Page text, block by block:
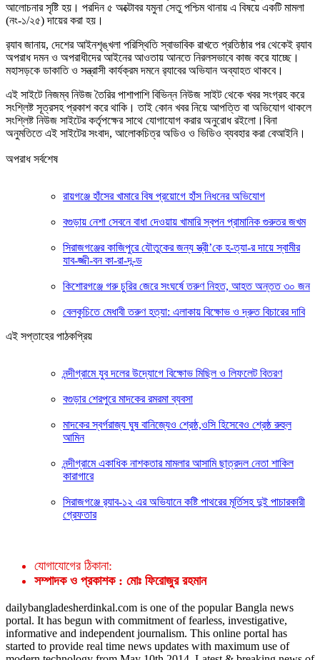
আলোচনার সৃষ্টি হয়। পরদিন ৫ অক্টোবর যমুনা সেতু পশ্চিম থানায় এ বিষয়ে একটি মামলা
(নং-১/২৫) দায়ের করা হয়।
র‌্যাব জানায়, দেশের আইনশৃঙ্খলা পরিস্থিতি স্বাভাবিক রাখতে প্রতিষ্ঠার পর থেকেই র‌্যাব
অপরাধ দমন ও অপরাধীদের আইনের আওতায় আনতে নিরলসভাবে কাজ করে যাচ্ছে।
মহাসড়কে ডাকাতি ও সন্ত্রাসী কার্যক্রম দমনে র‌্যাবের অভিযান অব্যাহত থাকবে।
এই সাইটে নিজম্ব নিউজ তৈরির পাশাপাশি বিভিন্ন নিউজ সাইট থেকে খবর সংগ্রহ করে
সংশ্লিষ্ট সূত্রসহ প্রকাশ করে থাকি। তাই কোন খবর নিয়ে আপত্তি বা অভিযোগ থাকলে
সংশ্লিষ্ট নিউজ সাইটের কর্তৃপক্ষের সাথে যোগাযোগ করার অনুরোধ রইলো।বিনা
অনুমতিতে এই সাইটের সংবাদ, আলোকচিত্র অডিও ও ভিডিও ব্যবহার করা বেআইনি।
অপরাধ সর্বশেষ
রায়গঞ্জে হাঁসের খামারে বিষ প্রয়োগে হাঁস নিধনের অভিযোগ
বগুড়ায় নেশা সেবনে বাধা দেওয়ায় খামারি স্বপন প্রামানিক গুরুতর জখম
সিরাজগঞ্জের কাজিপুরে যৌতুকের জন্য স্ত্রী’কে হ-ত্যা-র দায়ে স্বামীর
যাব-জ্জী-বন কা-রা-দ-ন্ড
কিশোরগঞ্জে গরু চুরির জেরে সংঘর্ষে তরুণ নিহত, আহত অন্তত ৩০ জন
বেলকুচিতে মেধাবী তরুণ হত্যা: এলাকায় বিক্ষোভ ও দ্রুত বিচারের দাবি
এই সপ্তাহের পাঠকপ্রিয়
নন্দীগ্রামে যুব দলের উদ্যোগে বিক্ষোভ মিছিল ও লিফলেট বিতরণ
বগুড়ার শেরপুরে মাদকের রমরমা ব্যবসা
মাদকের স্বর্গরাজ্য ঘুষ বানিজ্যেও শ্রেষ্ঠ,ওসি হিসেবেও শ্রেষ্ঠ রুহুল
আমিন
নন্দীগ্রামে একাধিক নাশকতার মামলার আসামি ছাত্রদল নেতা শাকিল
কারাগারে
সিরাজগঞ্জে র‍্যাব-১২ এর অভিযানে কষ্টি পাথরের মূর্তিসহ দুই পাচারকারী
গ্রেফতার
যোগাযোগের ঠিকানা:
সম্পাদক ও প্রকাশক : মোঃ ফিরোজুর রহমান
dailybangladesherdinkal.com is one of the popular Bangla news
portal. It has begun with commitment of fearless, investigative,
informative and independent journalism. This online portal has
started to provide real time news updates with maximum use of